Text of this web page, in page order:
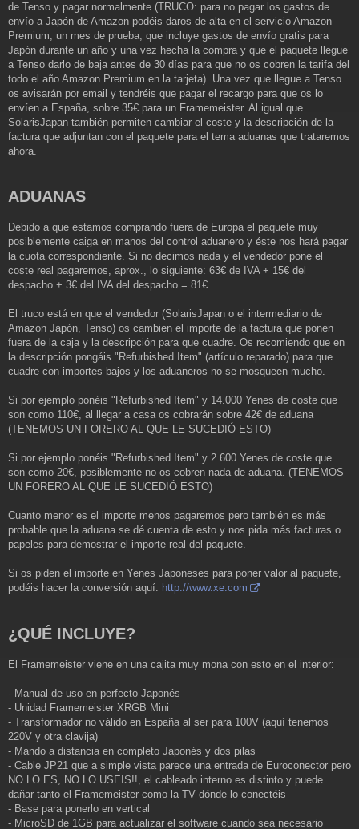
de Tenso y pagar normalmente (TRUCO: para no pagar los gastos de
envío a Japón de Amazon podéis daros de alta en el servicio Amazon
Premium, un mes de prueba, que incluye gastos de envío gratis para
Japón durante un año y una vez hecha la compra y que el paquete llegue
a Tenso darlo de baja antes de 30 días para que no os cobren la tarifa del
todo el año Amazon Premium en la tarjeta). Una vez que llegue a Tenso
os avisarán por email y tendréis que pagar el recargo para que os lo
envíen a España, sobre 35€ para un Framemeister. Al igual que
SolarisJapan también permiten cambiar el coste y la descripción de la
factura que adjuntan con el paquete para el tema aduanas que trataremos
ahora.
ADUANAS
Debido a que estamos comprando fuera de Europa el paquete muy
posiblemente caiga en manos del control aduanero y éste nos hará pagar
la cuota correspondiente. Si no decimos nada y el vendedor pone el
coste real pagaremos, aprox., lo siguiente: 63€ de IVA + 15€ del
despacho + 3€ del IVA del despacho = 81€
El truco está en que el vendedor (SolarisJapan o el intermediario de
Amazon Japón, Tenso) os cambien el importe de la factura que ponen
fuera de la caja y la descripción para que cuadre. Os recomiendo que en
la descripción pongáis "Refurbished Item" (artículo reparado) para que
cuadre con importes bajos y los aduaneros no se mosqueen mucho.
Si por ejemplo ponéis "Refurbished Item" y 14.000 Yenes de coste que
son como 110€, al llegar a casa os cobrarán sobre 42€ de aduana
(TENEMOS UN FORERO AL QUE LE SUCEDIÓ ESTO)
Si por ejemplo ponéis "Refurbished Item" y 2.600 Yenes de coste que
son como 20€, posiblemente no os cobren nada de aduana. (TENEMOS
UN FORERO AL QUE LE SUCEDIÓ ESTO)
Cuanto menor es el importe menos pagaremos pero también es más
probable que la aduana se dé cuenta de esto y nos pida más facturas o
papeles para demostrar el importe real del paquete.
Si os piden el importe en Yenes Japoneses para poner valor al paquete,
podéis hacer la conversión aquí: http://www.xe.com
¿QUÉ INCLUYE?
El Framemeister viene en una cajita muy mona con esto en el interior:
- Manual de uso en perfecto Japonés
- Unidad Framemeister XRGB Mini
- Transformador no válido en España al ser para 100V (aquí tenemos
220V y otra clavija)
- Mando a distancia en completo Japonés y dos pilas
- Cable JP21 que a simple vista parece una entrada de Euroconector pero
NO LO ES, NO LO USEIS!!, el cableado interno es distinto y puede
dañar tanto el Framemeister como la TV dónde lo conectéis
- Base para ponerlo en vertical
- MicroSD de 1GB para actualizar el software cuando sea necesario